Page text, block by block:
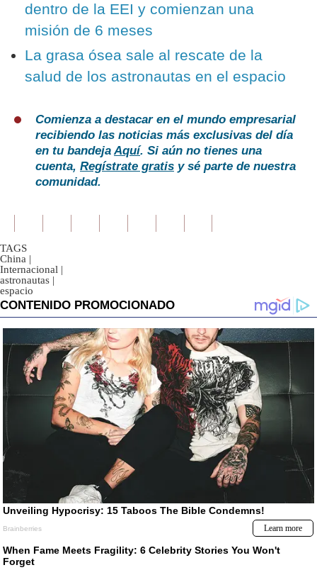
dentro de la EEI y comienzan una
misión de 6 meses
La grasa ósea sale al rescate de la
salud de los astronautas en el espacio
Comienza a destacar en el mundo empresarial
recibiendo las noticias más exclusivas del día
en tu bandejaAquí. Si aún no tienes una
cuenta, Regístrate gratis y sé parte de nuestra
comunidad.
TAGS
China |
Internacional |
astronautas |
espacio